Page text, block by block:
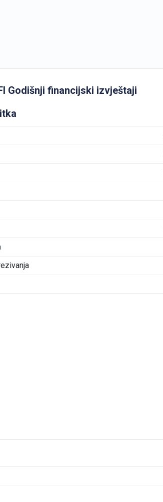
Godišnji financijski izvještaji